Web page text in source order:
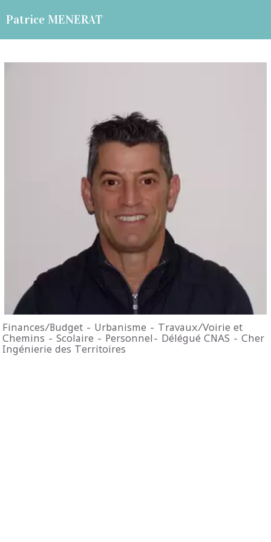
Patrice MENERAT
Finances/Budget - Urbanisme - Travaux/Voirie et
Chemins - Scolaire - Personnel- Délégué CNAS - Cher
Ingénierie des Territoires